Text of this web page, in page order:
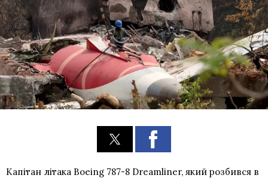
Капітан літака Boeing 787-8 Dreamliner, який розбився в